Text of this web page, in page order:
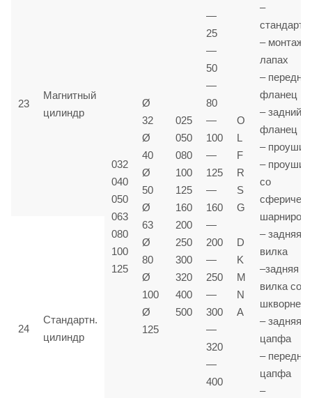
23
Магнитный
цилиндр
032
040
050
063
080
100
125
Ø
32
Ø
40
Ø
50
Ø
63
Ø
80
Ø
100
Ø
125
025
050
080
100
125
160
200
250
300
320
400
500
—
25
—
50
—
80
—
100
—
125
—
160
—
200
—
250
—
300
—
320
—
400
O
L
F
R
S
G
D
K
M
N
A
–
– монтаж
лапах
–
фланец
– задний
фланец
–
–
со
шарниром
– задняя
вилка
–задняя
вилка со
шкворнем
– задняя
цапфа
–
цапфа
–
24
Стандартн.
цилиндр